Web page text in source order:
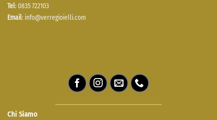
Tel: 0835 722103
Email: info@verregioielli.com
Chi Siamo